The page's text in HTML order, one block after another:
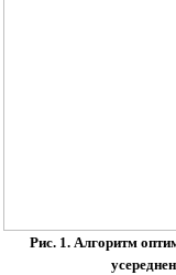
Рис. 1. Алгоритм